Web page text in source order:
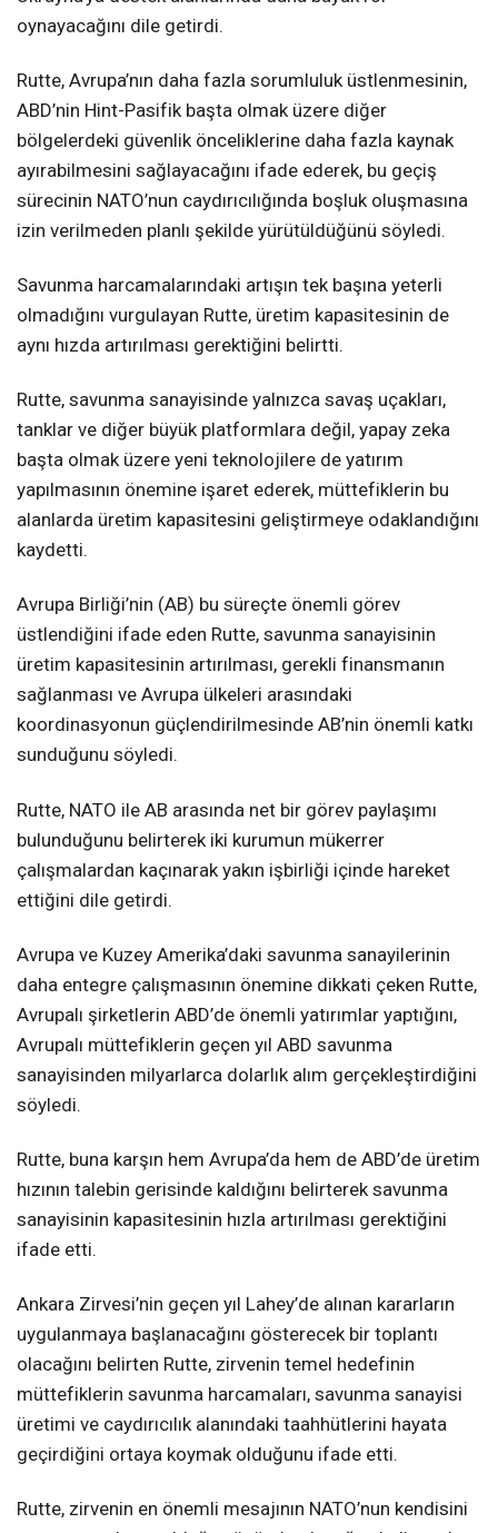
oynayacağını dile getirdi.
Rutte, Avrupa’nın daha fazla sorumluluk üstlenmesinin,
ABD’nin Hint-Pasifik başta olmak üzere diğer
bölgelerdeki güvenlik önceliklerine daha fazla kaynak
ayırabilmesini sağlayacağını ifade ederek, bu geçiş
sürecinin NATO’nun caydırıcılığında boşluk oluşmasına
izin verilmeden planlı şekilde yürütüldüğünü söyledi.
Savunma harcamalarındaki artışın tek başına yeterli
olmadığını vurgulayan Rutte, üretim kapasitesinin de
aynı hızda artırılması gerektiğini belirtti.
Rutte, savunma sanayisinde yalnızca savaş uçakları,
tanklar ve diğer büyük platformlara değil, yapay zeka
başta olmak üzere yeni teknolojilere de yatırım
yapılmasının önemine işaret ederek, müttefiklerin bu
alanlarda üretim kapasitesini geliştirmeye odaklandığını
kaydetti.
Avrupa Birliği’nin (AB) bu süreçte önemli görev
üstlendiğini ifade eden Rutte, savunma sanayisinin
üretim kapasitesinin artırılması, gerekli finansmanın
sağlanması ve Avrupa ülkeleri arasındaki
koordinasyonun güçlendirilmesinde AB’nin önemli katkı
sunduğunu söyledi.
Rutte, NATO ile AB arasında net bir görev paylaşımı
bulunduğunu belirterek iki kurumun mükerrer
çalışmalardan kaçınarak yakın işbirliği içinde hareket
ettiğini dile getirdi.
Avrupa ve Kuzey Amerika’daki savunma sanayilerinin
daha entegre çalışmasının önemine dikkati çeken Rutte,
Avrupalı şirketlerin ABD’de önemli yatırımlar yaptığını,
Avrupalı müttefiklerin geçen yıl ABD savunma
sanayisinden milyarlarca dolarlık alım gerçekleştirdiğini
söyledi.
Rutte, buna karşın hem Avrupa’da hem de ABD’de üretim
hızının talebin gerisinde kaldığını belirterek savunma
sanayisinin kapasitesinin hızla artırılması gerektiğini
ifade etti.
Ankara Zirvesi’nin geçen yıl Lahey’de alınan kararların
uygulanmaya başlanacağını gösterecek bir toplantı
olacağını belirten Rutte, zirvenin temel hedefinin
müttefiklerin savunma harcamaları, savunma sanayisi
üretimi ve caydırıcılık alanındaki taahhütlerini hayata
geçirdiğini ortaya koymak olduğunu ifade etti.
Rutte, zirvenin en önemli mesajının NATO’nun kendisini